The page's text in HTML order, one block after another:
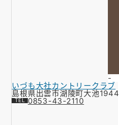
-
いづも大社カントリークラブ
島根県出雲市湖陵町大池1944
0853-43-2110